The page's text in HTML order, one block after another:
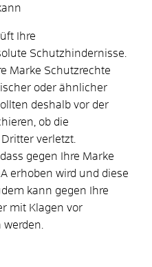
Ihre
Schutzhindernisse.
Marke Schutzrechte
oder ähnlicher
deshalb vor der
ob die
verletzt.
gegen Ihre Marke
erhoben wird und diese
kann gegen Ihre
mit Klagen vor